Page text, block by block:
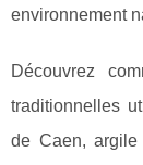
environnement
Découvrez
traditionnelles
de Caen,